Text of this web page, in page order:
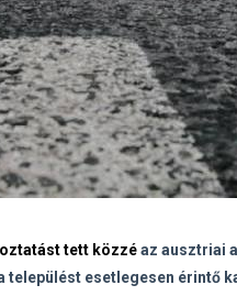
tett közzéaz ausztriai
települést esetlegesen érintő